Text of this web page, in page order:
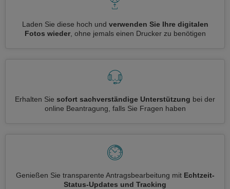
Laden Sie diese hoch und verwenden Sie Ihre digitalen
Fotos wieder, ohne jemals einen Drucker zu benötigen
Erhalten Sie sofort sachverständige Unterstützung bei der
online Beantragung, falls Sie Fragen haben
Genießen Sie transparente Antragsbearbeitung mit Echtzeit-
Status-Updates und Tracking